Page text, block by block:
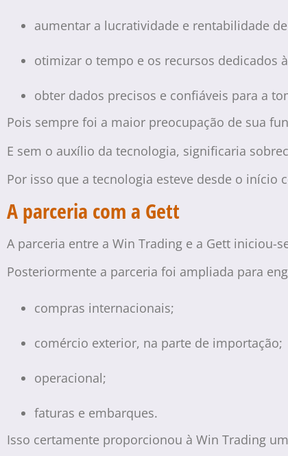
aumentar a lucratividade e rentabilidade
otimizar o tempo e os recursos dedicados
obter dados precisos e confiáveis para a
Pois sempre foi a maior preocupação de sua
E sem o auxílio da tecnologia, significaria
Por isso que a tecnologia esteve desde o início
A parceria com a Gett
A parceria entre a Win Trading e a Gett
Posteriormente a parceria foi ampliada para
compras internacionais;
comércio exterior, na parte de importação;
operacional;
faturas e embarques.
Isso certamente proporcionou à Win Trading